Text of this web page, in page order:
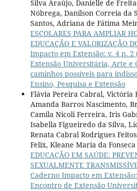
Silva Araújo, Danielle de
Nóbrega, Danilson Correia da
Santos, Adriana de Fátima
ESCOLARES PARA AMPLIAR
EDUCAÇÃO E VALORIZAÇÃO
Impacto em Extensão: v. 4 n. 2
Extensão Universitária, Arte e
caminhos possíveis para
Ensino, Pesquisa e Extensão
Flávia Pereira Cabral, Victória
Amanda Barros Nascimento,
Camila Nicoli Ferreira, Iris
Isabella Figueiredo da Silva,
Renata Cabral Rodrigues
Felix, Kleane Maria da
EDUCAÇÃO EM SAÚDE:
SEXUALMENTE
Caderno Impacto em
Encontro de Extensão